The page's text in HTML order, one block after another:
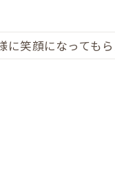
に笑顔になっても